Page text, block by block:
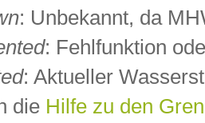
: Unbekannt, da
: Fehlfunktion
: Aktueller
die Hilfe zu den